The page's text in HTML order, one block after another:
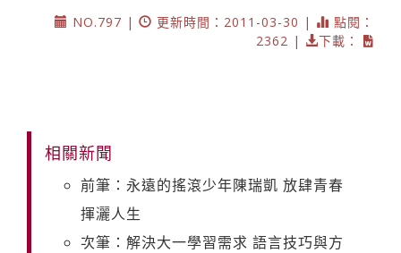
NO.797 |
更新時間：2011-03-30 |
點閱：
2362 |
下載：
相關新聞
前筆：永遠的搖滾少年陳瑞凱 放肆青春
揮灑人生
次筆：解決大一學習需求 語言技巧與方